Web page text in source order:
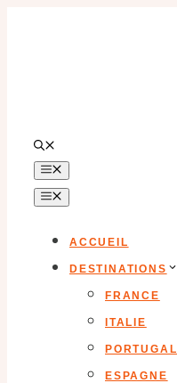
ACCUEIL
DESTINATIONS
FRANCE
ITALIE
PORTUGAL
ESPAGNE